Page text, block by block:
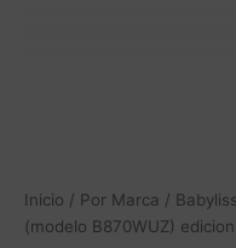
Inicio / Por Marca / Babyliss
(modelo B870WUZ)